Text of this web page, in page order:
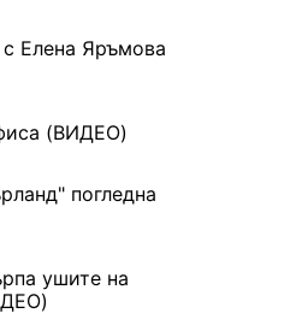
Елена Яръмова
(ВИДЕО)
погледна
ушите на